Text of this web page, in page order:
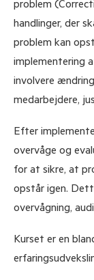
problem
handlinger, der
problem kan
implementering
involvere
medarbejdere,
Efter
overvåge og
for at sikre, at
opstår igen.
overvågning,
Kurset er en